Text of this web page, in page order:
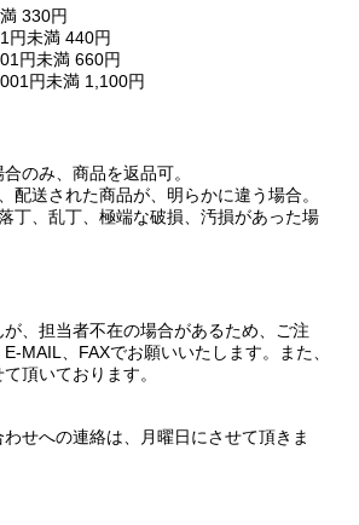
330円
円未満 440円
円未満 660円
円未満 1,100円
のみ、商品を返品可。
配送された商品が、明らかに違う場合。
丁、乱丁、極端な破損、汚損があった場
、担当者不在の場合があるため、ご注
、FAXでお願いいたします。また、
頂いております。
せへの連絡は、月曜日にさせて頂きま